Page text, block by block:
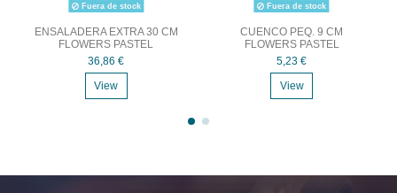
Fuera de stock
ENSALADERA EXTRA 30 CM
FLOWERS PASTEL
36,86 €
View
Fuera de stock
CUENCO PEQ. 9 CM
FLOWERS PASTEL
5,23 €
View